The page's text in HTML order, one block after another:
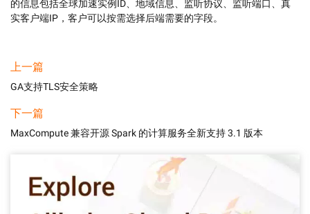
的信息包括全球加速实例ID、地域信息、监听协议、监听端口、真
实客户端IP，客户可以按需选择后端需要的字段。
上一篇
GA支持TLS安全策略
下一篇
MaxCompute 兼容开源 Spark 的计算服务全新支持 3.1 版本